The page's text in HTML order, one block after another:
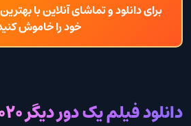
برای دانلود و تماشای آنلاین با
خود را خاموش
دانلود فیلم یک دور دیگر 2020